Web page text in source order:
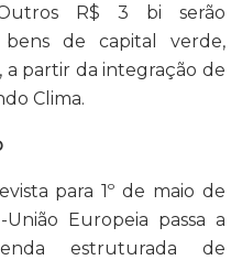
R$ 3 bi serão
de capital verde,
a partir da integração de
Clima.
para 1º de maio de
Europeia passa a
estruturada de